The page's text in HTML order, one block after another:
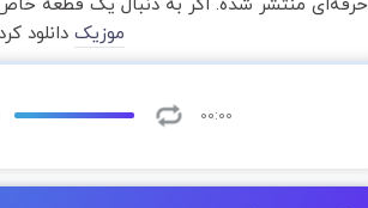
موزیک دانلود
00:00